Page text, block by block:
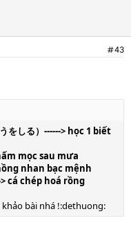
#43
をしる）------> học 1 biết
mọc sau mưa
nhan bạc mệnh
> cá chép hoá rồng
khảo bài nhá !:dethuong: